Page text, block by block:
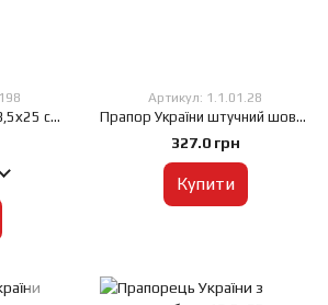
Прапорець України 13,5х25 см.,штучний шовк
Артикул: 1.1.01.28
Прапор України штучний шовк друкований 80-120 см.
327.0 грн
Купити